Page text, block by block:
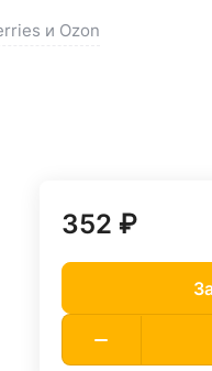
и Ozon
352 ₽